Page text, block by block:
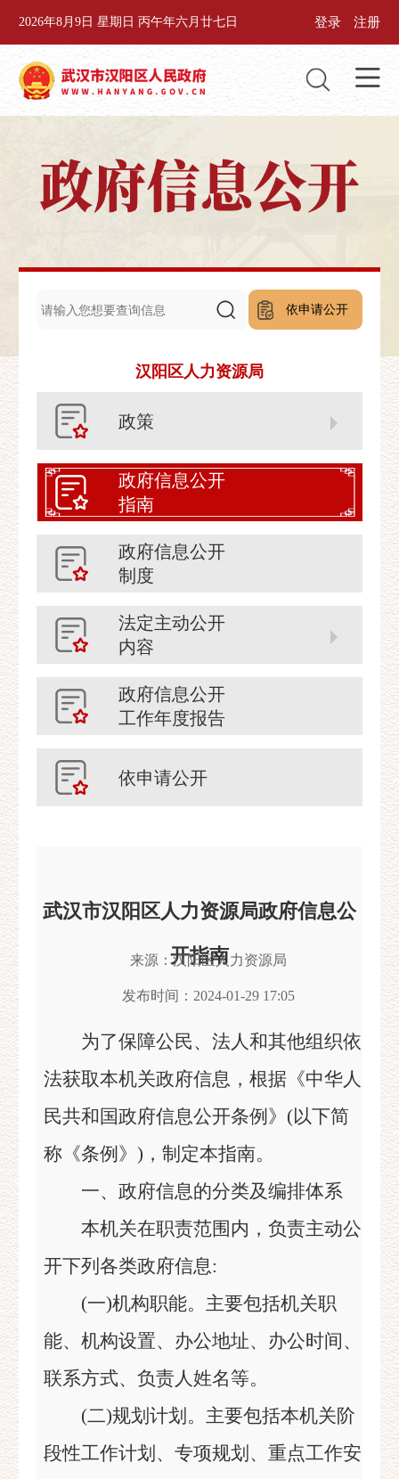
2026年8月9日 星期日 丙午年六月廿七日 登录 注册
依申请公开
汉阳区人力资源局
政策
政府信息公开
指南
政府信息公开
制度
法定主动公开
内容
政府信息公开
工作年度报告
依申请公开
武汉市汉阳区人力资源局政府信息公
开指南
来源：汉阳区人力资源局
发布时间：2024-01-29 17:05
为了保障公民、法人和其他组织依
法获取本机关政府信息，根据《中华人
民共和国政府信息公开条例》(以下简
称《条例》)，制定本指南。
一、政府信息的分类及编排体系
本机关在职责范围内，负责主动公
开下列各类政府信息:
(一)机构职能。主要包括机关职
能、机构设置、办公地址、办公时间、
联系方式、负责人姓名等。
(二)规划计划。主要包括本机关阶
段性工作计划、专项规划、重点工作安